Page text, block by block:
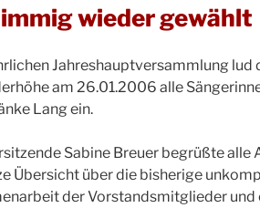
wieder gewählt
Jahreshauptversammlung lud
am 26.01.2006 alle
Lang ein.
Sabine Breuer begrüßte alle
Übersicht über die bisherige
der Vorstandsmitglieder und